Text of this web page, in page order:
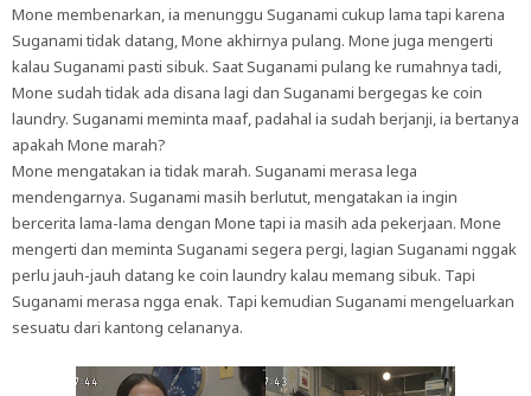
Mone membenarkan, ia menunggu Suganami cukup lama tapi karena
Suganami tidak datang, Mone akhirnya pulang. Mone juga mengerti
kalau Suganami pasti sibuk. Saat Suganami pulang ke rumahnya tadi,
Mone sudah tidak ada disana lagi dan Suganami bergegas ke coin
laundry. Suganami meminta maaf, padahal ia sudah berjanji, ia bertanya
apakah Mone marah?
Mone mengatakan ia tidak marah. Suganami merasa lega
mendengarnya. Suganami masih berlutut, mengatakan ia ingin
bercerita lama-lama dengan Mone tapi ia masih ada pekerjaan. Mone
mengerti dan meminta Suganami segera pergi, lagian Suganami nggak
perlu jauh-jauh datang ke coin laundry kalau memang sibuk. Tapi
Suganami merasa ngga enak. Tapi kemudian Suganami mengeluarkan
sesuatu dari kantong celananya.